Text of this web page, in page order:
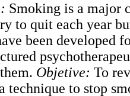
Smoking is a major
to quit each year
been developed
Objetive: To
technique to stop